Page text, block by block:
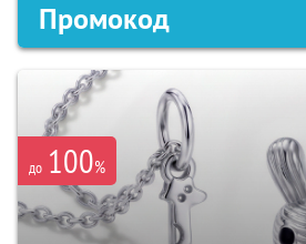
Промокод
до 100%